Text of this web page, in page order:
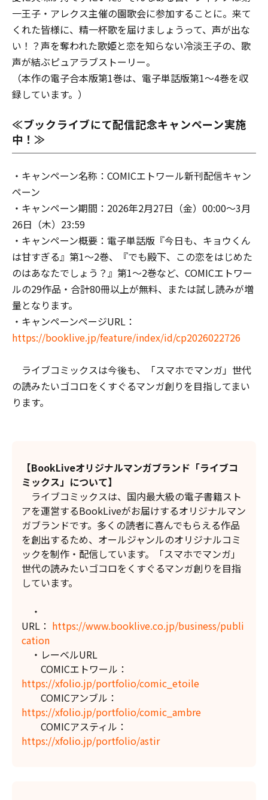
一王子・アレクス主催の園歌会に参加することに。来て
くれた皆様に、精一杯歌を届けましょう――って、声が出な
い！？声を奪われた歌姫と恋を知らない冷淡王子の、歌
声が結ぶピュアラブストーリー。
（本作の電子合本版第1巻は、電子単話版第1～4巻を収
録しています。）
≪ブックライブにて配信記念キャンペーン実施
中！≫
・キャンペーン名称：COMICエトワール新刊配信キャン
ペーン
・キャンペーン期間：2026年2月27日（金）00:00～3月
26日（木）23:59
・キャンペーン概要：電子単話版『今日も、キョウくん
は甘すぎる』第1～2巻、『でも殿下、この恋をはじめた
のはあなたでしょう？』第1～2巻など、COMICエトワー
ルの29作品・合計80冊以上が無料、または試し読みが増
量となります。
・キャンペーンページURL：
https://booklive.jp/feature/index/id/cp2026022726
ライブコミックスは今後も、「スマホでマンガ」世代
の読みたいゴコロをくすぐるマンガ創りを目指してまい
ります。
【BookLiveオリジナルマンガブランド「ライブコ
ミックス」について】
ライブコミックスは、国内最大級の電子書籍スト
アを運営するBookLiveがお届けするオリジナルマン
ガブランドです。多くの読者に喜んでもらえる作品
を創出するため、オールジャンルのオリジナルコミ
ックを制作・配信しています。「スマホでマンガ」
世代の読みたいゴコロをくすぐるマンガ創りを目指
しています。
・
URL： https://www.booklive.co.jp/business/publi
cation
・レーベルURL
COMICエトワール：
https://xfolio.jp/portfolio/comic_etoile
COMICアンブル：
https://xfolio.jp/portfolio/comic_ambre
COMICアスティル：
https://xfolio.jp/portfolio/astir